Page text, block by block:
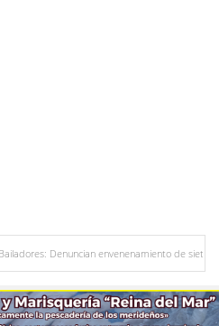
envenenamiento de siete mascotas en